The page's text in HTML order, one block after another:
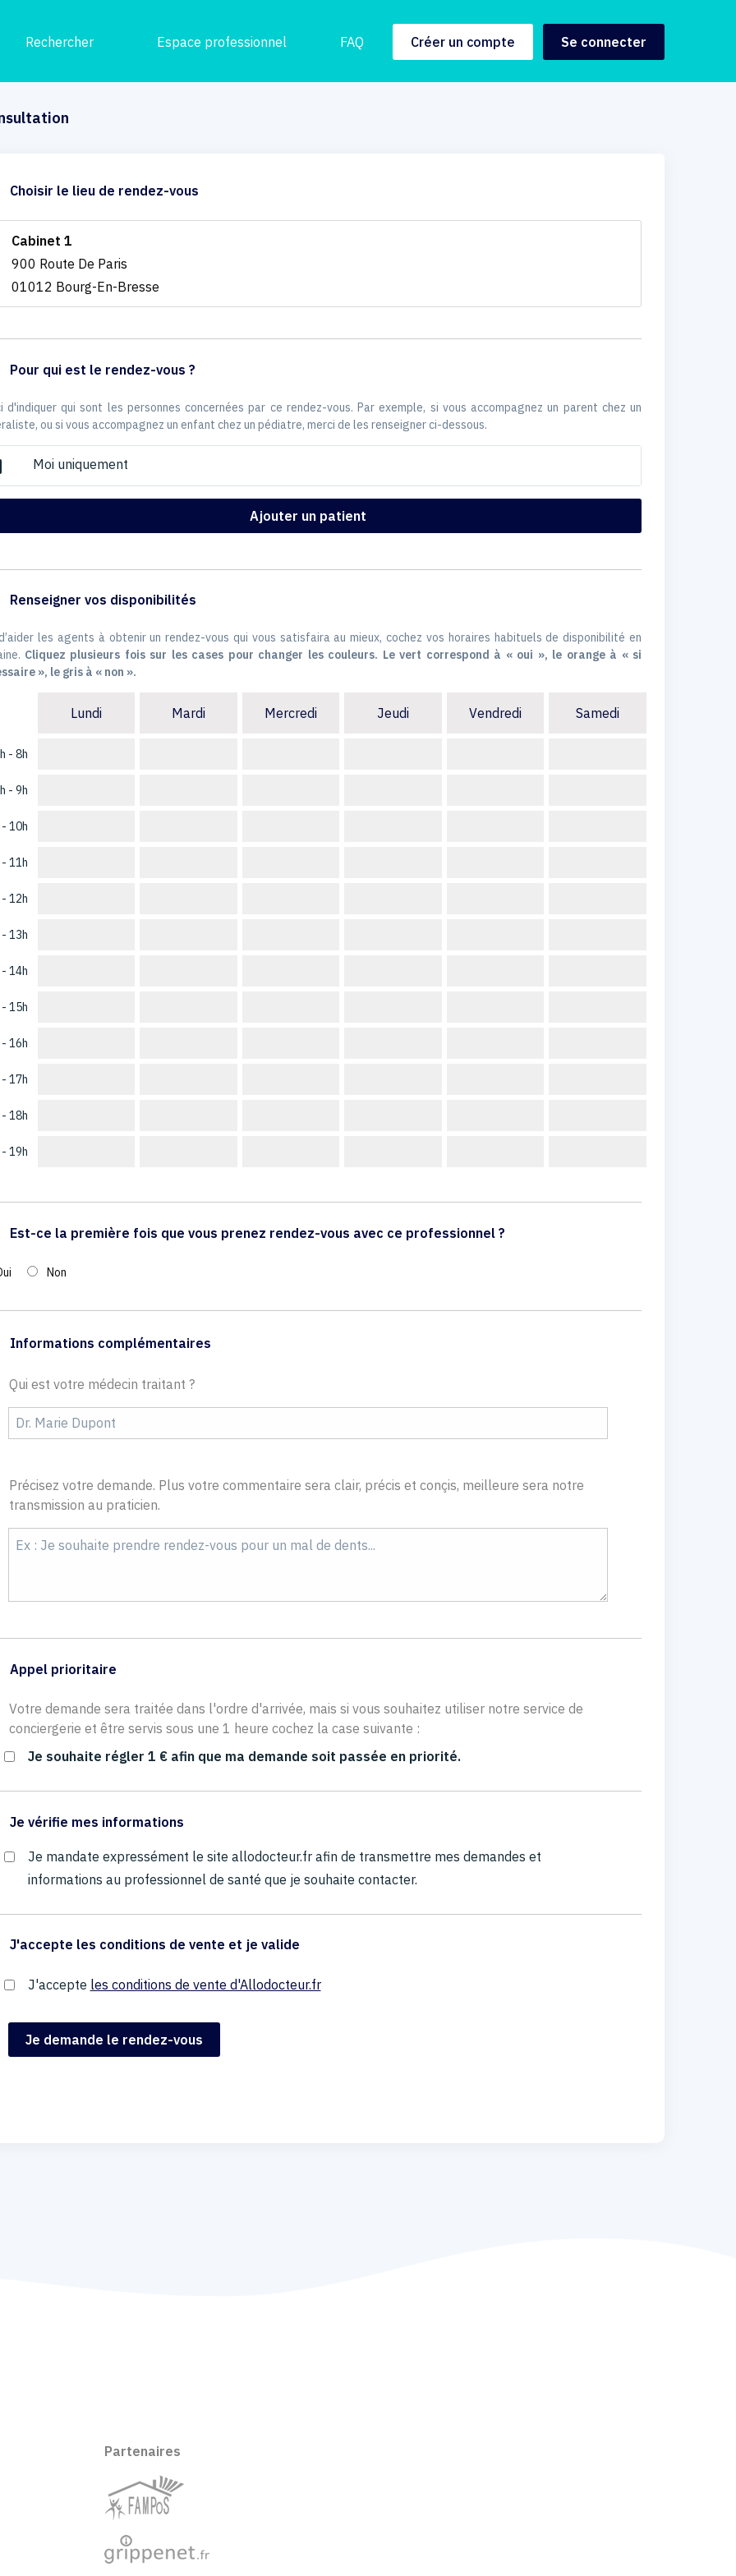
Rechercher Espace professionnel FAQ Créer un compte Se connecter
Choisir le lieu de rendez-vous
Cabinet 1
900 Route De Paris
01012 Bourg-En-Bresse
Pour qui est le rendez-vous ?
d'indiquer qui sont les personnes concernées par ce rendez-vous. Par exemple, si vous accompagnez un parent chez un
ou si vous accompagnez un enfant chez un pédiatre, merci de les renseigner ci-dessous.
Moi uniquement
Ajouter un patient
Renseigner vos disponibilités
les agents à obtenir un rendez-vous qui vous satisfaira au mieux, cochez vos horaires habituels de disponibilité en
Cliquez plusieurs fois sur les cases pour changer les couleurs. Le vert correspond à « oui », le orange à « si
», le gris à « non ».
- 8h
- 9h
10h
11h
12h
13h
14h
15h
16h
17h
18h
19h
Lundi Mardi Mercredi Jeudi Vendredi Samedi
Est-ce la première fois que vous prenez rendez-vous avec ce professionnel ?
Non
Informations complémentaires
Qui est votre médecin traitant ?
Précisez votre demande. Plus votre commentaire sera clair, précis et conçis, meilleure sera notre
transmission au praticien.
Appel prioritaire
Votre demande sera traitée dans l'ordre d'arrivée, mais si vous souhaitez utiliser notre service de
conciergerie et être servis sous une 1 heure cochez la case suivante :
Je souhaite régler 1 € afin que ma demande soit passée en priorité.
Je vérifie mes informations
Je mandate expressément le site allodocteur.fr afin de transmettre mes demandes et
informations au professionnel de santé que je souhaite contacter.
J'accepte les conditions de vente et je valide
J'accepte les conditions de vente d'Allodocteur.fr
Partenaires